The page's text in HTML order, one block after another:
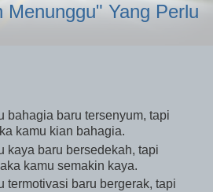
Menunggu" Yang Perlu
bahagia baru tersenyum, tapi
kamu kian bahagia.
kaya baru bersedekah, tapi
kamu semakin kaya.
termotivasi baru bergerak, tapi